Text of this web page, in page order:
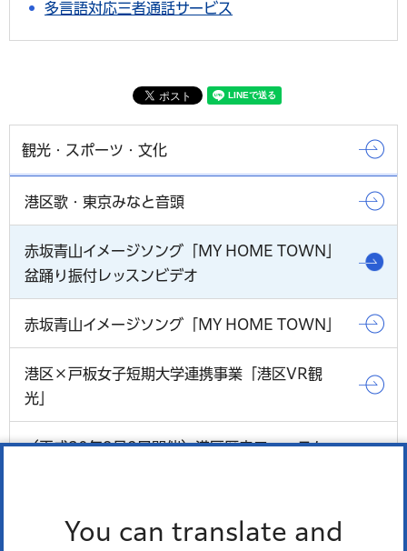
You can translate and
多言語対応三者通話サービス
観光・スポーツ・文化
港区歌・東京みなと音頭
赤坂青山イメージソング「MY HOME TOWN」
盆踊り振付レッスンビデオ
赤坂青山イメージソング「MY HOME TOWN」
港区×戸板女子短期大学連携事業「港区VR観
光」
（平成30年9月2日開催）港区歴史フォーラム
もっとみる